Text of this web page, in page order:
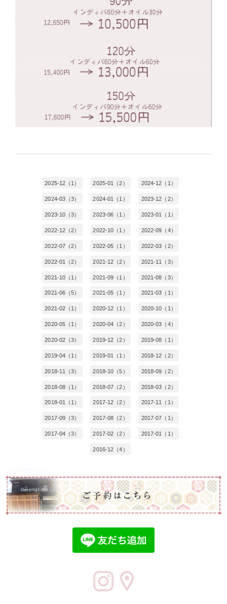
2025-12（1） 2025-01（2） 2024-12（1）
2024-03（3） 2024-01（1） 2023-12（2）
2023-10（3） 2023-06（1） 2023-01（1）
2022-12（2） 2022-10（1） 2022-09（4）
2022-07（2） 2022-05（1） 2022-03（2）
2022-01（2） 2021-12（2） 2021-11（3）
2021-10（1） 2021-09（1） 2021-08（3）
2021-06（5） 2021-05（1） 2021-03（1）
2021-02（1） 2020-12（1） 2020-10（1）
2020-05（1） 2020-04（2） 2020-03（4）
2020-02（3） 2019-12（2） 2019-08（1）
2019-04（1） 2019-01（1） 2018-12（2）
2018-11（3） 2018-10（5） 2018-09（2）
2018-08（1） 2018-07（2） 2018-03（2）
2018-01（1） 2017-12（2） 2017-11（1）
2017-09（3） 2017-08（2） 2017-07（1）
2017-04（3） 2017-02（2） 2017-01（1）
2016-12（4）